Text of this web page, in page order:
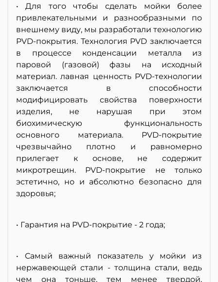
• Для того чтобы сделать мойки более
привлекательными и разнообразными по
внешнему виду, мы разработали технологию
PVD-покрытия. Технология PVD заключается
в процессе конденсации металла из
паровой (газовой) фазы на исходный
материал. лавная ценность PVD-технологии
заключается в способности
модифицировать свойства поверхности
изделия, не нарушая при этом
биохимическую функциональность
основного материала. PVD-покрытие
чрезвычайно плотно и равномерно
прилегает к основе, не содержит
микротрещин. PVD-покрытие не только
эстетично, но и абсолютно безопасно для
здоровья;
• Гарантия на PVD-покрытие - 2 года;
• Самый важный показатель у мойки из
нержавеющей стали - толщина стали, ведь
чем она тоньше, тем менее твердой,